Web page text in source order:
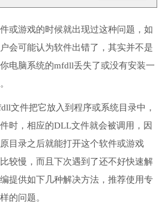
或游戏的时候就出现过这种问题，如
会可能认为软件出错了，其实并不是
电脑系统的mfdll丢失了或没有安装一
文件把它放入到程序或系统目录中，
时，相应的DLL文件就会被调用，因
目录之后就能打开这个软件或游戏
较慢，而且下次遇到了还不好快速解
提供如下几种解决方法，推荐使用专
的问题。